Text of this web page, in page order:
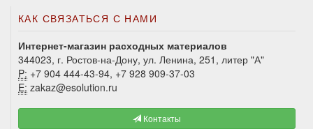
КАК СВЯЗАТЬСЯ С НАМИ
Интернет-магазин расходных материалов
344023, г. Ростов-на-Дону, ул. Ленина, 251, литер "А"
P: +7 904 444-43-94, +7 928 909-37-03
E: zakaz@esolution.ru
Контакты